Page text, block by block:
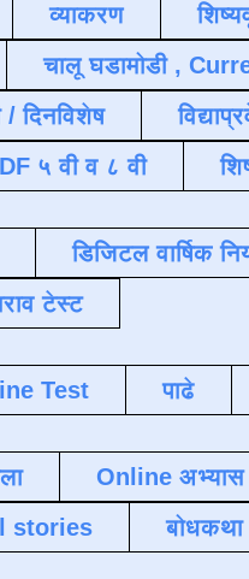
व्याकरण
चालू घडामोडी ,
/ दिनविशेष
५ वी व ८ वी
डिजिटल वार्षिक
टेस्ट
Test पाढे
Online अभ्यास
stories